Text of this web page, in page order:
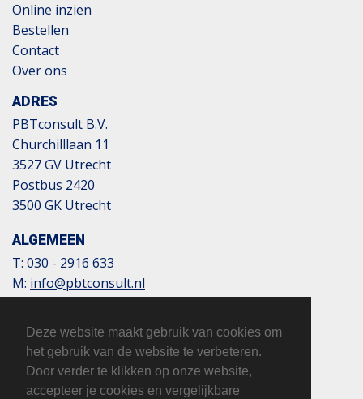
Deze website maakt gebruik van cookies om
het gebruik van de website te verbeteren.
Door verder te klikken op onze website,
accepteer je cookies en vergelijkbare
Online inzien
Bestellen
Contact
Over ons
ADRES
PBTconsult B.V.
Churchilllaan 11
3527 GV Utrecht
Postbus 2420
3500 GK Utrecht
ALGEMEEN
T: 030 - 2916 633
M: info@pbtconsult.nl
BTW: 817124305B01
KvK: 32110854